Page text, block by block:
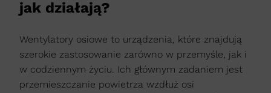
jak działają?
Wentylatory osiowe to urządzenia, które znajdują
szerokie zastosowanie zarówno w przemyśle, jak i
w codziennym życiu. Ich głównym zadaniem jest
przemieszczanie powietrza wzdłuż osi